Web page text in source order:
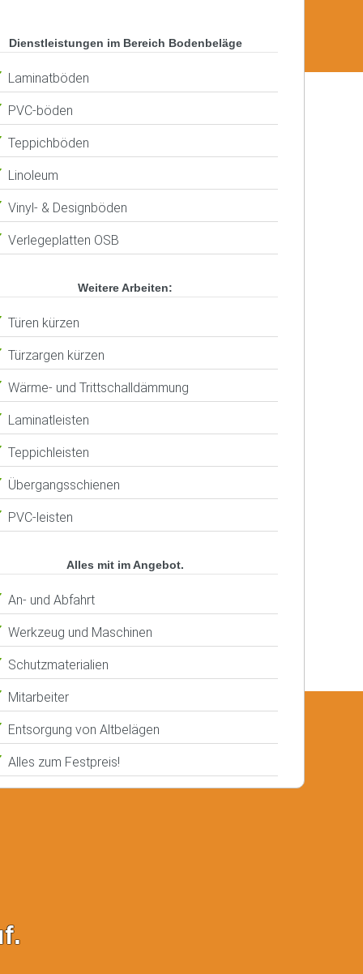
Dienstleistungen im Bereich Bodenbeläge
Laminatböden
PVC-böden
Teppichböden
Linoleum
Vinyl- & Designböden
Verlegeplatten OSB
Weitere Arbeiten:
Türen kürzen
Türzargen kürzen
Wärme- und Trittschalldämmung
Laminatleisten
Teppichleisten
Übergangsschienen
PVC-leisten
Alles mit im Angebot.
An- und Abfahrt
Werkzeug und Maschinen
Schutzmaterialien
Mitarbeiter
Entsorgung von Altbelägen
Alles zum Festpreis!